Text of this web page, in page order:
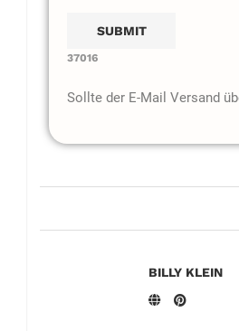
37016
Sollte der E-Mail Versand
BILLY KLEIN